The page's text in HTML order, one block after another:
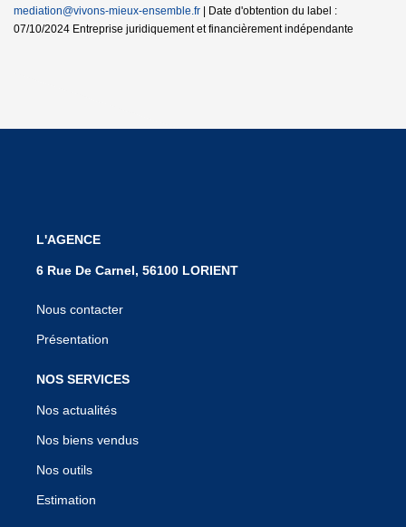
mediation@vivons-mieux-ensemble.fr | Date d'obtention du label :
07/10/2024 Entreprise juridiquement et financièrement indépendante
L'AGENCE
6 Rue De Carnel, 56100 LORIENT
Nous contacter
Présentation
NOS SERVICES
Nos actualités
Nos biens vendus
Nos outils
Estimation